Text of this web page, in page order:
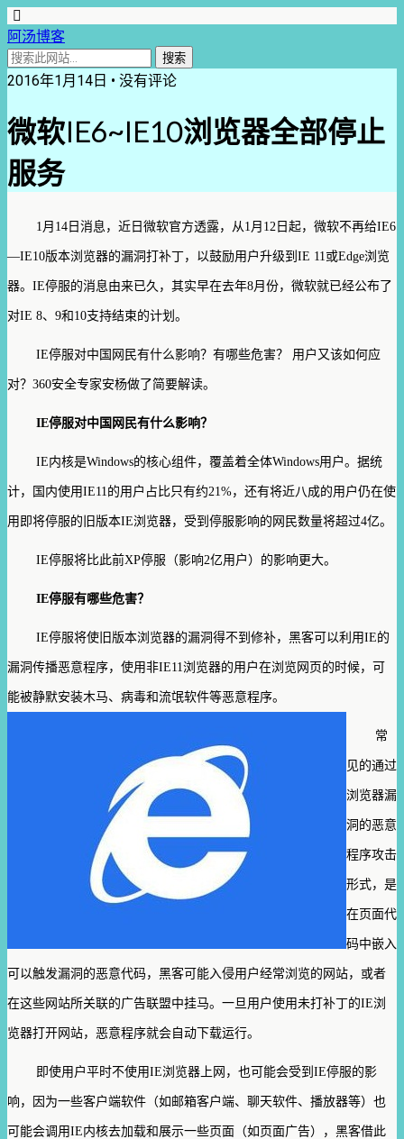
阿汤博客
2016年1月14日 • 没有评论
微软IE6~IE10浏览器全部停止
服务
1 月 14 日消息，近日微软官方透露，从 1 月 12 日起，微软不再给IE6
—IE10版本浏览器的漏洞打补丁，以鼓励用户升级到 IE 11 或Edge浏览
器。 IE停服的消息由来已久，其实早在去年8月份，微软就已经公布了
对IE 8、 9和 10支持结束的计划。
IE停服对中国网民有什么影响？有哪些危害？ 用户又该如何应
对？ 360安全专家安杨做了简要解读。
IE停服对中国网民有什么影响？
IE内核是Windows的核心组件，覆盖着全体Windows用户。据统
计，国内使用IE11 的用户占比只有约21%，还有将近八成的用户仍在使
用即将停服的旧版本IE浏览器，受到停服影响的网民数量将超过4亿。
IE停服将比此前XP停服（影响2亿用户）的影响更大。
IE停服有哪些危害？
IE停服将使旧版本浏览器的漏洞得不到修补，黑客可以利用IE的
漏洞传播恶意程序，使用非IE11 浏览器的用户在浏览网页的时候，可
能被静默安装木马、病毒和流氓软件等恶意程序。
常
见的通过
浏览器漏
洞的恶意
程序攻击
形式，是
在页面代
码中嵌入
可以触发漏洞的恶意代码，黑客可能入侵用户经常浏览的网站，或者
在这些网站所关联的广告联盟中挂马。一旦用户使用未打补丁的IE浏
览器打开网站，恶意程序就会自动下载运行。
即使用户平时不使用IE浏览器上网，也可能会受到 IE停服的影
响，因为一些客户端软件（如邮箱客户端、聊天软件、播放器等）也
可能会调用IE内核去加载和展示一些页面（如页面广告），黑客借此